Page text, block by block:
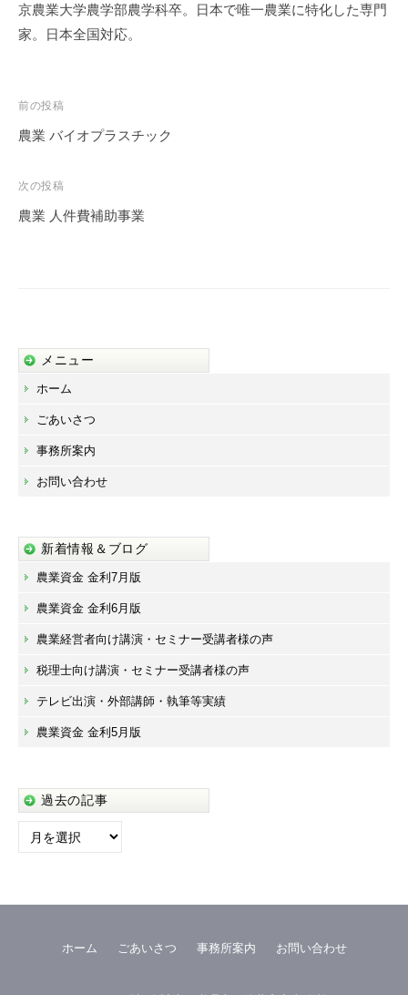
京農業大学農学部農学科卒。日本で唯一農業に特化した専門
家。日本全国対応。
投
稿
ビ
ゲ
前の投稿
農業 バイオプラスチック
次の投稿
農業 人件費補助事業
メニュー
ホーム
ごあいさつ
事務所案内
お問い合わせ
新着情報＆ブログ
農業資金 金利7月版
農業資金 金利6月版
農業経営者向け講演・セミナー受講者様の声
税理士向け講演・セミナー受講者様の声
テレビ出演・外部講師・執筆等実績
農業資金 金利5月版
過去の記事
過
ホーム ごあいさつ 事務所案内 お問い合わせ